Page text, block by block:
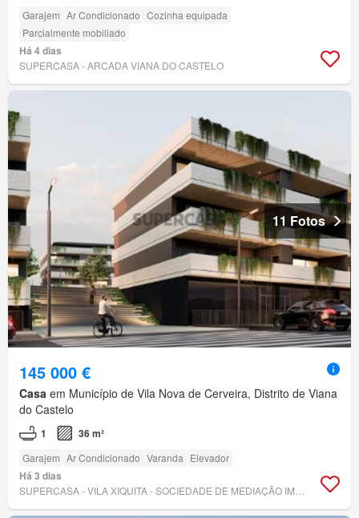
Garajem Ar Condicionado Cozinha equipada
Parcialmente mobiliado
Há 4 dias
SUPERCASA - ARCADA VIANA DO CASTELO
11 Fotos
145 000 €
Casa em Município de Vila Nova de Cerveira, Distrito de Viana
do Castelo
1 36 m²
Garajem Ar Condicionado Varanda Elevador
Há 3 dias